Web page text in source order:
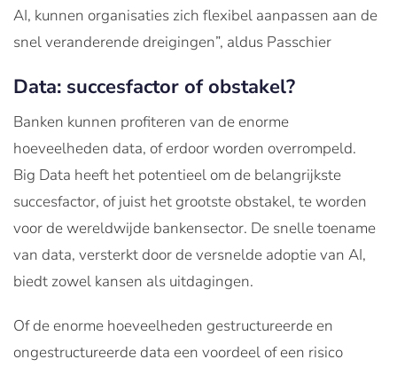
AI, kunnen organisaties zich flexibel aanpassen aan de
snel veranderende dreigingen”, aldus Passchier
Data: succesfactor of obstakel?
Banken kunnen profiteren van de enorme
hoeveelheden data, of erdoor worden overrompeld.
Big Data heeft het potentieel om de belangrijkste
succesfactor, of juist het grootste obstakel, te worden
voor de wereldwijde bankensector. De snelle toename
van data, versterkt door de versnelde adoptie van AI,
biedt zowel kansen als uitdagingen.
Of de enorme hoeveelheden gestructureerde en
ongestructureerde data een voordeel of een risico